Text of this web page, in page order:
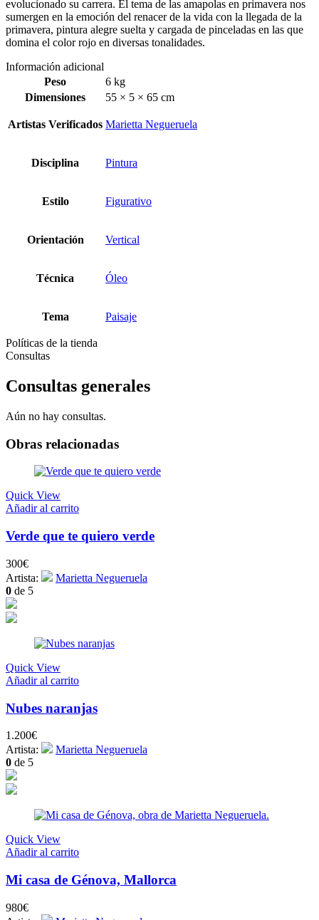
evolucionado su carrera. El tema de las amapolas en primavera nos
sumergen en la emoción del renacer de la vida con la llegada de la
primavera, pintura alegre suelta y cargada de pinceladas en las que
domina el color rojo en diversas tonalidades.
Información adicional
Peso
6 kg
Dimensiones
55 × 5 × 65 cm
Artistas Verificados Marietta Negueruela
Disciplina Pintura
Estilo Figurativo
Orientación Vertical
Técnica Óleo
Tema Paisaje
Políticas de la tienda
Consultas
Consultas generales
Aún no hay consultas.
Obras relacionadas
Quick View
Añadir al carrito
Verde que te quiero verde
300€
Artista:
Marietta Negueruela
0 de 5
Quick View
Añadir al carrito
Nubes naranjas
1.200€
Artista:
Marietta Negueruela
0 de 5
Quick View
Añadir al carrito
Mi casa de Génova, Mallorca
980€